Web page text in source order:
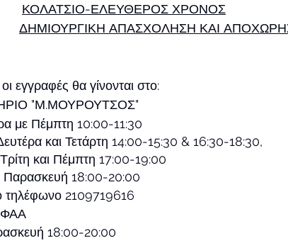
ΚΟΛΑΤΣΙΟ-ΕΛΕΥΘΕΡΟΣ ΧΡΟΝΟΣ
ΔΗΜΙΟΥΡΓΙΚΗ ΑΠΑΣΧΟΛΗΣΗ ΚΑΙ
εγγραφές θα γίνονται στο:
"Μ.ΜΟΥΡΟΥΤΣΟΣ"
με Πέμπτη 10:00-11:30
και Τετάρτη 14:00-15:30 & 16:30-18:30,
Τρίτη και Πέμπτη 17:00-19:00
                            Παρασκευή 18:00-20:00
τηλέφωνο 2109719616
18:00-20:00